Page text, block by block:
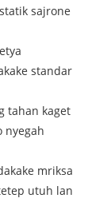
sajrone
standar
tahan kaget
nyegah
mriksa
utuh lan